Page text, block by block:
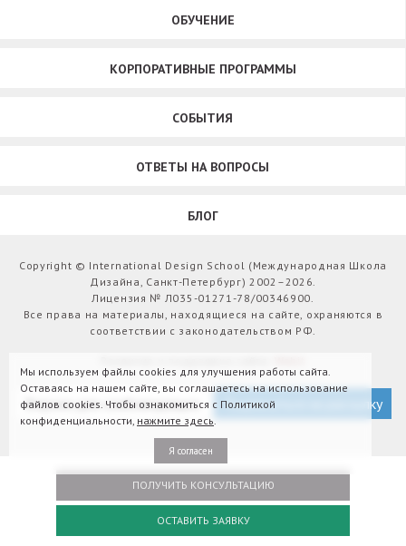
ОБУЧЕНИЕ
КОРПОРАТИВНЫЕ ПРОГРАММЫ
СОБЫТИЯ
ОТВЕТЫ НА ВОПРОСЫ
БЛОГ
Copyright © International Design School (Международная Школа
Дизайна, Санкт-Петербург) 2002–2026.
Лицензия № Л035-01271-78/00346900.
Все права на материалы, находящиеся на сайте, охраняются в
соответствии с законодательством РФ.
Версия для слабовидящих Подписаться на рассылку
ПОЛУЧИТЬ КОНСУЛЬТАЦИЮ
ОСТАВИТЬ ЗАЯВКУ
Оплатить
Мы используем файлы cookies для улучшения работы сайта.
Оставаясь на нашем сайте, вы соглашаетесь на использование
файлов cookies. Чтобы ознакомиться с Политикой
конфиденциальности, нажмите здесь.
Я согласен